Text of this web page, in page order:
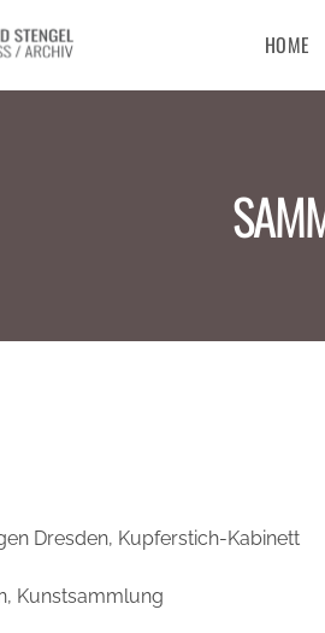
HOME
Dresden, Kupferstich-Kabinett
Kunstsammlung